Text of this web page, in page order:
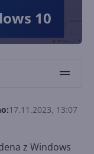
10
17.11.2023, 13:07
z Windows